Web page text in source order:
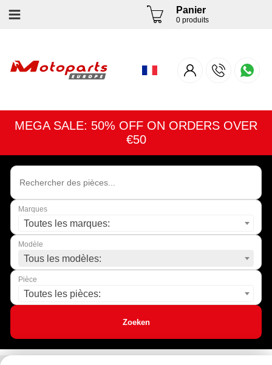
Panier
0 produits
MEGA SALE: 50% OFF ON ORDERS OVER
€50
Marques
Toutes les marques:
Modèle
Tous les modèles:
Pièce
Toutes les pièces:
Zoeken